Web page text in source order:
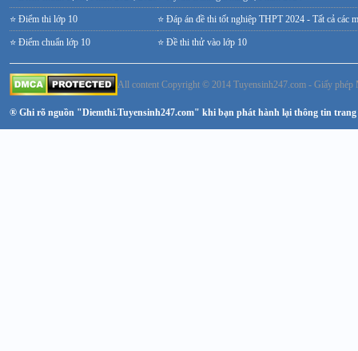
⭐ Điểm thi lớp 10
⭐ Điểm chuẩn lớp 10
⭐ Đáp án đề thi tốt nghiệp THPT 2024 - Tất cả các
⭐ Đề thi thử vào lớp 10
All content Copyright © 2014 Tuyensinh247.com - Giấy
® Ghi rõ nguồn "Diemthi.Tuyensinh247.com" khi bạn phát hành lại thông tin trang